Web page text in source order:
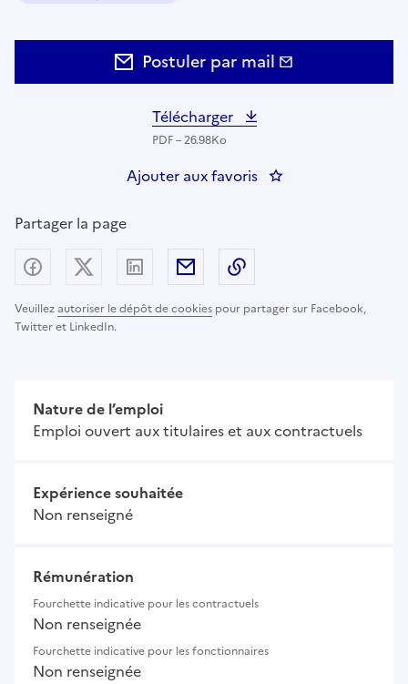
Postuler par mail
Télécharger
PDF – 26.98Ko
Ajouter aux favoris : Infirmier(e) de
Partager la page
Veuillezautoriser le dépôt de cookies pour partager sur Facebook,
Twitter et LinkedIn.
Partager sur Facebook
Partager sur X (anciennement Twitter) -
Partager sur LinkedIn
Partager par email
Nature de l’emploi
Emploi ouvert aux titulaires et aux contractuels
Expérience souhaitée
Non renseigné
Rémunération
Fourchette indicative pour les contractuels
Non renseignée
Fourchette indicative pour les fonctionnaires
Non renseignée